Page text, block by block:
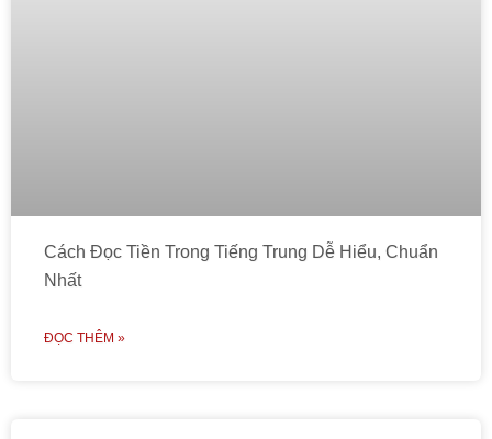
Cách Đọc Tiền Trong Tiếng Trung Dễ Hiểu, Chuẩn
Nhất
ĐỌC THÊM »